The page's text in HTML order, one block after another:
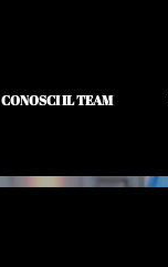
CONOSCI IL TEAM